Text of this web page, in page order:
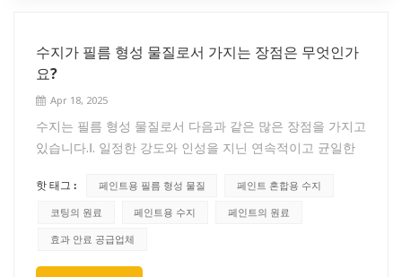
수지가 필름 형성 물질로서 가지는 장점은 무엇인가
요?
Apr 18, 2025
수지는 필름 형성 물질로서 다음과 같은 많은 장점을 가지고
있습니다.Ⅰ. 일정한 강도와 인성을 지닌 연속적이고 균일한
수 있습니다.Ⅱ. 산, 알칼리, 염 등의 화학 물질에 대한 내성이
뛰어나 가혹한 화학 환경에서 보호 대상물의 수명을 연장할
수 있습니다.Ⅲ. 대부분의 수지로 형성된 필름은 수분 흡수율
핫 태그 : 페인트용 필름 형성 물질
페인트 혼합용 수지
코팅의 원료
페인트용 수지
페인트의 원료
효과 안료 공급업체